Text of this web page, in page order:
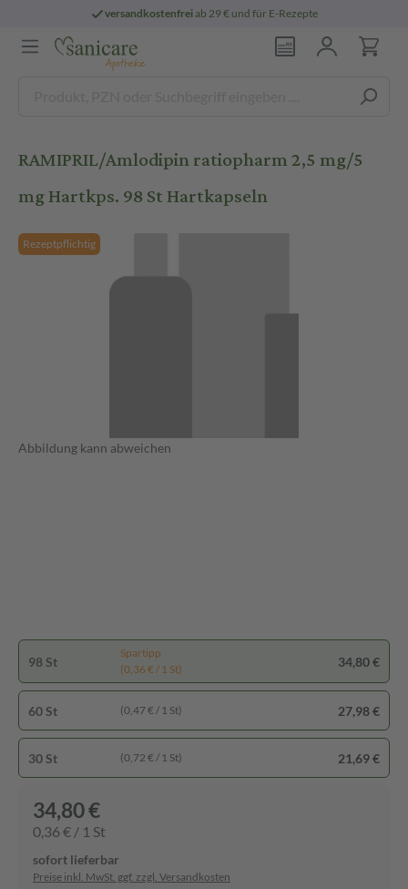
versandkostenfreiab 29 € und für E-Rezepte
RAMIPRIL/Amlodipin ratiopharm 2,5 mg/5
mg Hartkps. 98 St Hartkapseln
Rezeptpflichtig
Abbildung kann abweichen
98 St
Spartipp
(0,36 € / 1 St)
34,80 €
60 St (0,47 € / 1 St) 27,98 €
30 St (0,72 € / 1 St) 21,69 €
34,80 €
0,36 € / 1 St
sofort lieferbar
Preise inkl. MwSt. ggf. zzgl. Versandkosten